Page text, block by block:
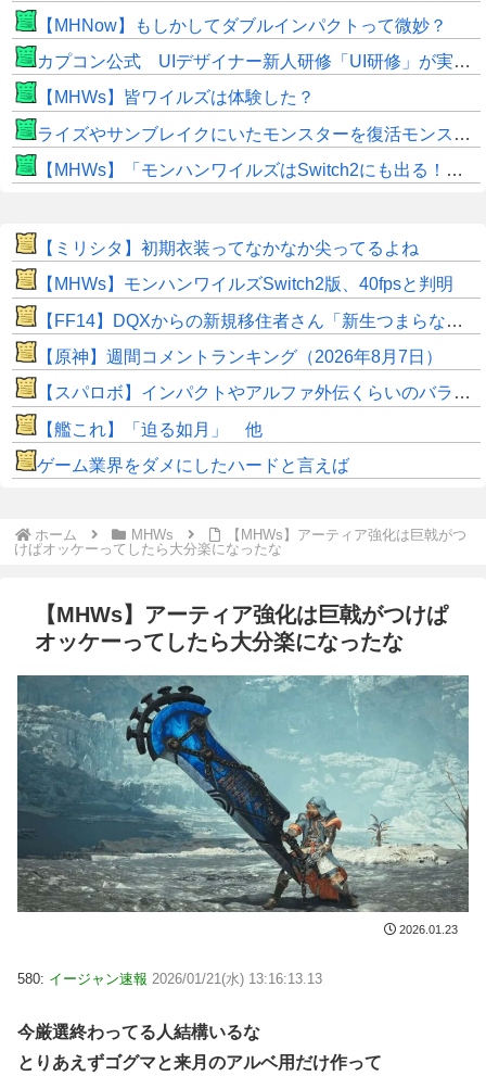
【MHNow】もしかしてダブルインパクトって微妙？
カプコン公式 UIデザイナー新人研修「UI研修」が実装まで進みました！
【MHWs】皆ワイルズは体験した？
ライズやサンブレイクにいたモンスターを復活モンスターと呼ぶのはやめよう
【MHWs】「モンハンワイルズはSwitch2にも出る！」👈こいつにかけたい言葉ｗｗｗｗｗｗｗｗｗ
【ミリシタ】初期衣装ってなかなか尖ってるよね
【MHWs】モンハンワイルズSwitch2版、40fpsと判明
【FF14】DQXからの新規移住者さん「新生つまらないって聞いてたけど普通に面白くてワロタｗｗ」
【原神】週間コメントランキング（2026年8月7日）
【スパロボ】インパクトやアルファ外伝くらいのバランス求む！！ → インパクトも最終的にはコアブースターで雑魚は一撃で倒せてたけどね
【艦これ】「迫る如月」 他
ゲーム業界をダメにしたハードと言えば
ホーム MHWs
【MHWs】アーティア強化は巨戟がつ
けぱオッケーってしたら大分楽になったな
【MHWs】アーティア強化は巨戟がつけぱ
オッケーってしたら大分楽になったな
2026.01.23
580: イージャン速報 2026/01/21(水) 13:16:13.13
今厳選終わってる人結構いるな
とりあえずゴグマと来月のアルベ用だけ作って